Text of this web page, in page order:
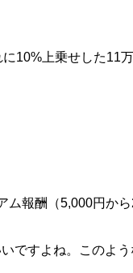
10%上乗せした11
報酬（5,000円か
ですよね。このよ